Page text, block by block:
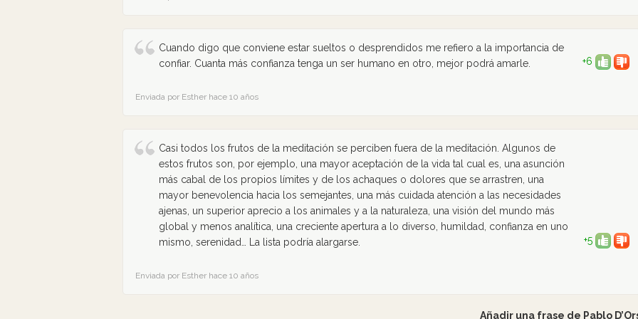
Cuando digo que conviene estar sueltos o desprendidos me refiero a la importancia de
confiar. Cuanta más confianza tenga un ser humano en otro, mejor podrá amarle.
+6
Enviada por Esther hace 10 años
Casi todos los frutos de la meditación se perciben fuera de la meditación. Algunos de
estos frutos son, por ejemplo, una mayor aceptación de la vida tal cual es, una asunción
más cabal de los propios límites y de los achaques o dolores que se arrastren, una
mayor benevolencia hacia los semejantes, una más cuidada atención a las necesidades
ajenas, un superior aprecio a los animales y a la naturaleza, una visión del mundo más
global y menos analítica, una creciente apertura a lo diverso, humildad, confianza en uno
mismo, serenidad… La lista podría alargarse.
+5
Enviada por Esther hace 10 años
Añadir una frase de Pablo